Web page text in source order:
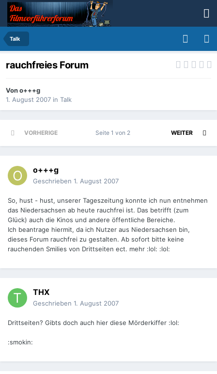
Talk
rauchfreies Forum
Vono+++g
1. August 2007 in Talk
VORHERIGE WEITER
Seite 1 von 2
o+++g
Geschrieben 1. August 2007
So, hust - hust, unserer Tageszeitung konnte ich nun entnehmen
das Niedersachsen ab heute rauchfrei ist. Das betrifft (zum
Glück) auch die Kinos und andere öffentliche Bereiche.
Ich beantrage hiermit, da ich Nutzer aus Niedersachsen bin,
dieses Forum rauchfrei zu gestalten. Ab sofort bitte keine
rauchenden Smilies von Drittseiten ect. mehr :lol: :lol:
THX
Geschrieben 1. August 2007
Drittseiten? Gibts doch auch hier diese Mörderkiffer :lol:
:smokin: